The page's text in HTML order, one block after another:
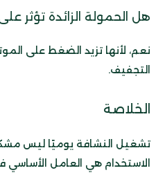
هل الحمولة الزائدة تؤثر
نعم، لأنها تزيد الضغط على
التجفيف.
الخلاصة
تشغيل النشافة يوميًا ليس
الاستخدام هي العامل الأساسي